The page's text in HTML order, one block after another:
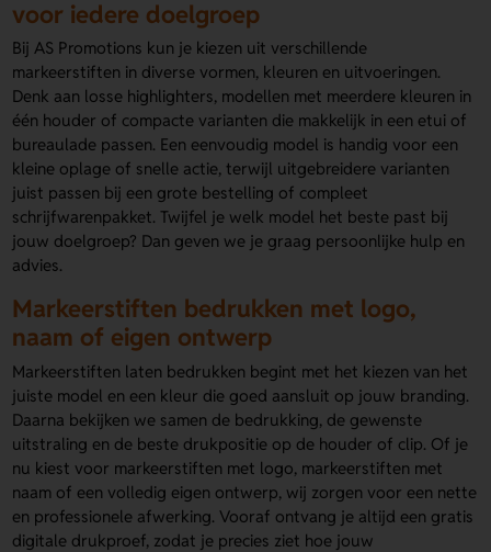
voor iedere doelgroep
Bij AS Promotions kun je kiezen uit verschillende
markeerstiften in diverse vormen, kleuren en uitvoeringen.
Denk aan losse highlighters, modellen met meerdere kleuren in
één houder of compacte varianten die makkelijk in een etui of
bureaulade passen. Een eenvoudig model is handig voor een
kleine oplage of snelle actie, terwijl uitgebreidere varianten
juist passen bij een grote bestelling of compleet
schrijfwarenpakket. Twijfel je welk model het beste past bij
jouw doelgroep? Dan geven we je graag persoonlijke hulp en
advies.
Markeerstiften bedrukken met logo,
naam of eigen ontwerp
Markeerstiften laten bedrukken begint met het kiezen van het
juiste model en een kleur die goed aansluit op jouw branding.
Daarna bekijken we samen de bedrukking, de gewenste
uitstraling en de beste drukpositie op de houder of clip. Of je
nu kiest voor markeerstiften met logo, markeerstiften met
naam of een volledig eigen ontwerp, wij zorgen voor een nette
en professionele afwerking. Vooraf ontvang je altijd een gratis
digitale drukproef, zodat je precies ziet hoe jouw